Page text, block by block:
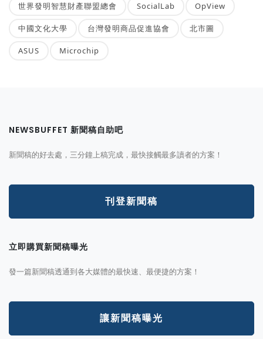
世界發明智慧財產聯盟總會 SocialLab OpView
中國文化大學 台灣發明商品促進協會 北市圖
ASUS Microchip
NEWSBUFFET 新聞稿自助吧
新聞稿的好去處，三分鐘上稿完成，最快接觸最多讀者的方案！
刊登新聞稿
立即購買新聞稿曝光
發一篇新聞稿透通到各大媒體的最快速、最便捷的方案！
讓新聞稿曝光